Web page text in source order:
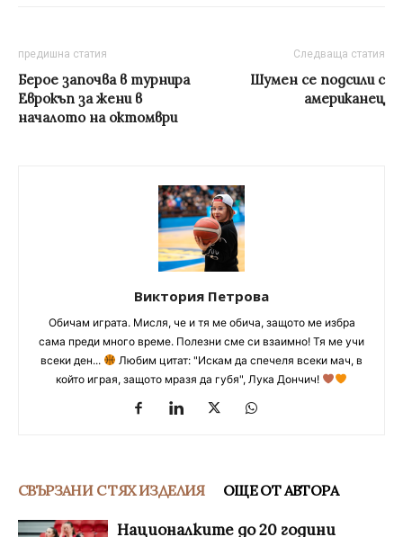
предишна статия
Берое започва в турнира
Еврокъп за жени в
началото на октомври
Следваща статия
Шумен се подсили с
американец
Виктория Петрова
Обичам играта. Мисля, че и тя ме обича, защото ме избра
сама преди много време. Полезни сме си взаимно! Тя ме учи
всеки ден...
Любим цитат: "Искам да спечеля всеки мач, в
който играя, защото мразя да губя", Лука Дончич!
СВЪРЗАНИ С ТЯХ ИЗДЕЛИЯ ОЩЕ ОТ АВТОРА
Националките до 20 години